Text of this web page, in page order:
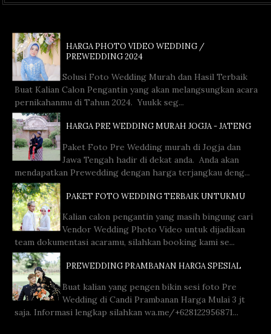
HARGA PHOTO VIDEO WEDDING /
PREWEDDING 2024
Solusi Foto Wedding Murah dan Hasil Terbaik
Buat Kalian Calon Pengantin yang akan melangsungkan acara
pernikahanmu di Tahun 2024. Yuukk seg...
HARGA PRE WEDDING MURAH JOGJA - JATENG
Paket Foto Pre Wedding murah di Jogja dan
Jawa Tengah hadir di dekat anda. Anda akan
mendapatkan Prewedding dengan harga terjangkau deng...
PAKET FOTO WEDDING TERBAIK UNTUKMU
Kalian calon pengantin yang masih bingung cari
Vendor Wedding Photo Video untuk dijadikan
team dokumentasi acaramu, silahkan booking kami se...
PREWEDDING PRAMBANAN HARGA SPESIAL
Buat kalian yang pengen bikin sesi foto Pre
Wedding di Candi Prambanan Harga Mulai 3 jt
saja. Informasi lengkap silahkan wa.me/+628122956871...